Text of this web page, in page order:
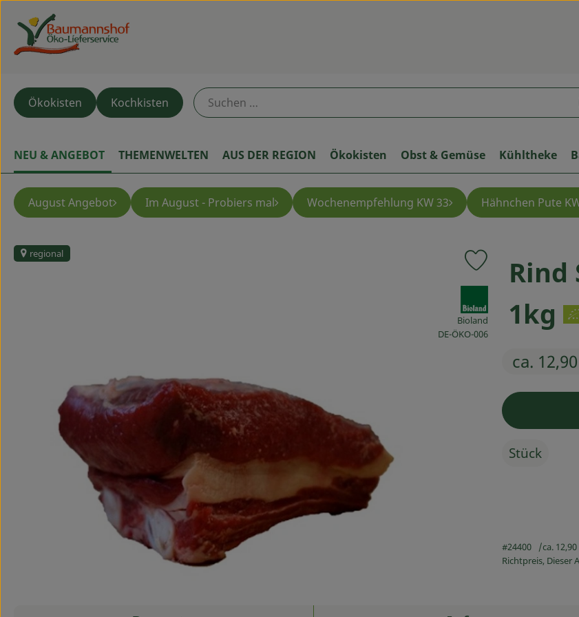
Ökokisten Kochkisten
NEU & ANGEBOT THEMENWELTEN AUS DER REGION Ökokisten Obst & Gemüse Kühltheke
August Angebot Im August - Probiers mal Wochenempfehlung KW 33 Hähnchen Pute
Rind
1kg
ca.
regional
Produkt zu Favouriten
Bioland
, Kontrollstelle:
DE-ÖKO-006
Stück
#24400 ca. 12,90
Richtpreis, Dieser